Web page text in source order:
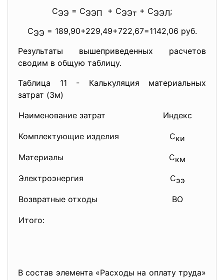
СЭЭ = СЭЭП + СЭЭт + СЭЭЛ;
СЭЭ = 189,90+229,49+722,67=1142,06 руб.
Результаты вышеприведенных расчетов
сводим в общую таблицу.
Таблица 11 - Калькуляция материальных
затрат (Зм)
Наименование затрат Индекс
Комплектующие изделия Ски
Материалы Скм
Электроэнергия Сээ
Возвратные отходы ВО
Итого:
В состав элемента «Расходы на оплату труда»